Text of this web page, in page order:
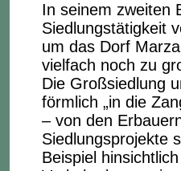
In seinem zweiten
Siedlungstätigkeit
um das Dorf
vielfach noch zu
Die Großsiedlung
förmlich „in die
– von den
Siedlungsprojekte
Beispiel